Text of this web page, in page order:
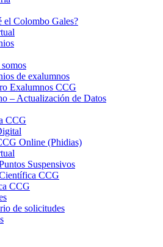
el Colombo Gales?
de exalumnos
Exalumnos CCG
– Actualización de Datos
CCG
Online (Phidias)
Suspensivos
CCG
CCG
de solicitudes